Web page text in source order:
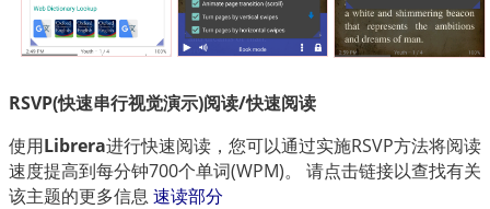
RSVP(快速串行视觉演示)阅读/快速阅读
使用Librera进行快速阅读，您可以通过实施RSVP方法将阅读
速度提高到每分钟700个单词(WPM)。 请点击链接以查找有关
该主题的更多信息 速读部分